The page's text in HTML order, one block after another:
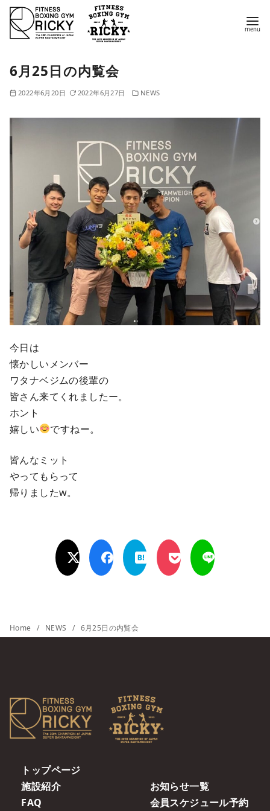
6月25日の内覧会
2022年6月20日 2022年6月27日 NEWS
今日は
懐かしいメンバー
ワタナベジムの後輩の
皆さん来てくれましたー。
ホント
嬉しい
ですねー。
皆んなミット
やってもらって
帰りましたw。
Home NEWS 6月25日の内覧会
トップページ
施設紹介
FAQ
お知らせ一覧
会員スケジュール予約